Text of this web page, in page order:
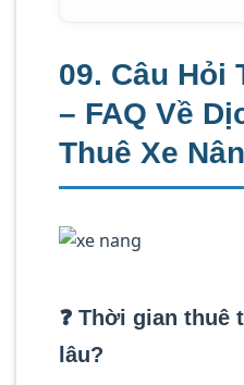
09. Câu Hỏi
– FAQ Về
Thuê Xe
❓ Thời gian thuê
lâu?